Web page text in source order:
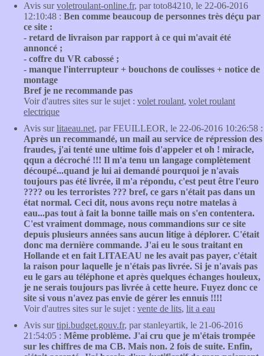
Avis survoletroulant-online.fr, par toto84210, le 22-06-2016
12:10:48 : Ben comme beaucoup de personnes très déçu par
ce site :
- retard de livraison par rapport à ce qui m'avait été
annoncé ;
- coffre du VR cabossé ;
- manque l'interrupteur + bouchons de coulisses + notice de
montage
Bref je ne recommande pas
Voir d'autres sites sur le sujet : volet roulant, volet roulant
electrique
Avis surlitaeau.net, par FEUILLEOR, le 22-06-2016 10:26:58 :
Après un recommandé, un mail au service de répression des
fraudes, j'ai tenté une ultime fois d'appeler et oh ! miracle,
qqun a décroché !!! Il m'a tenu un langage complètement
découpé...quand je lui ai demandé pourquoi je n'avais
toujours pas été livrée, il m'a répondu, c'est peut être l'euro
???? ou les terroristes ??? bref, ce gars n'était pas dans un
état normal. Ceci dit, nous avons reçu notre matelas à
eau...pas tout à fait la bonne taille mais on s'en contentera.
C'est vraiment dommage, nous commandions sur ce site
depuis plusieurs années sans aucun litige à déplorer. C'était
donc ma dernière commande. J'ai eu le sous traitant en
Hollande et en fait LITAEAU ne les avait pas payer, c'était
la raison pour laquelle je n'étais pas livrée. Si je n'avais pas
eu le gars au téléphone et après quelques échanges houleux,
je ne serais toujours pas livrée à cette heure. Fuyez donc ce
site si vous n'avez pas envie de gérer les ennuis !!!!
Voir d'autres sites sur le sujet : vente de lits, lit a eau
Avis surtipi.budget.gouv.fr, par stanleyartik, le 21-06-2016
21:54:05 : Même problème. J'ai cru que je m'étais trompée
sur les chiffres de ma CB. Mais non. 2 fois de suite. Enfin,